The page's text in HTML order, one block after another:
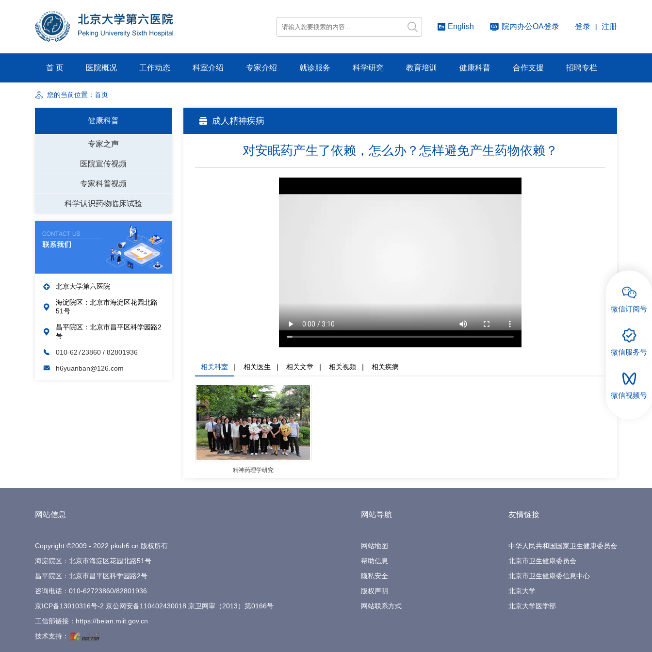
English 院内办公OA登录 登录 注册
首 页 医院概况 工作动态 科室介绍 专家介绍 就诊服务 科学研究 教育培训 健康科普 合作支援 招聘专栏
您的当前位置： 首页
健康科普
专家之声
医院宣传视频
专家科普视频
科学认识药物临床试验
北京大学第六医院
海淀院区：北京市海淀区花园北路
51号
昌平院区：北京市昌平区科学园路2
号
010-62723860 / 82801936
h6yuanban@126.com
成人精神疾病
对安眠药产生了依赖，怎么办？怎样避免产生药物依赖？
相关科室 | 相关医生 | 相关文章 | 相关视频 | 相关疾病
精神药理学研究
网站信息
Copyright ©2009 - 2022 pkuh6.cn 版权所有
海淀院区：北京市海淀区花园北路51号
昌平院区：北京市昌平区科学园路2号
咨询电话： 010-62723860/82801936
京ICP备13010316号-2 京公网安备110402430018 京卫网审（2013）第0166号
工信部链接： https://beian.miit.gov.cn
技术支持：
网站导航
网站地图
帮助信息
隐私安全
版权声明
网站联系方式
友情链接
中华人民共和国国家卫生健康委员会
北京市卫生健康委员会
北京市卫生健康委信息中心
北京大学
北京大学医学部
微信订阅号
微信服务号
微信视频号